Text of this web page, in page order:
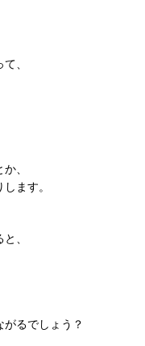
、
、
ます。
、
るでしょう？